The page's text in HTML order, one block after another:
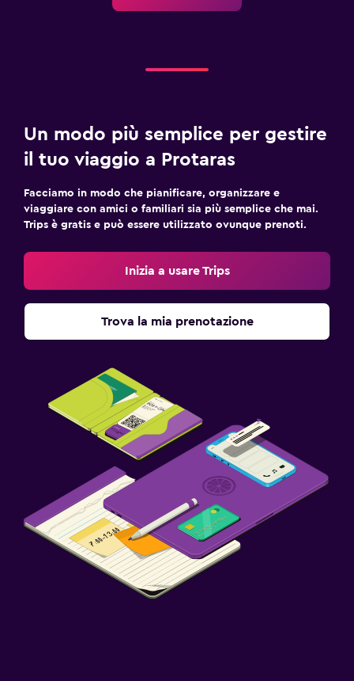
Un modo più semplice per gestire
il tuo viaggio a Protaras
Facciamo in modo che pianificare, organizzare e
viaggiare con amici o familiari sia più semplice che mai.
Trips è gratis e può essere utilizzato ovunque prenoti.
Inizia a usare Trips
Trova la mia prenotazione